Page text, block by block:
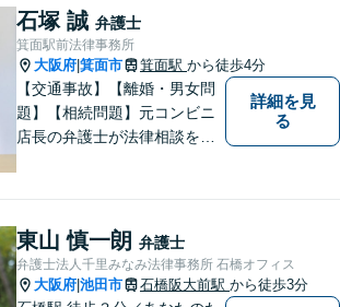
よう努めて参ります。 何でも
お気軽ご相談ください。
石塚 誠 弁護士
箕面駅前法律事務所
大阪府 箕面市 箕面駅 から徒歩4分
【交通事故】【離婚・男女問
題】【相続問題】元コンビニ
店長の弁護士が法律相談を承
詳細を見
る
東山 慎一朗 弁護士
弁護士法人千里みなみ法律事務所 石橋オフィス
大阪府 池田市 石橋阪大前駅 から徒歩3分